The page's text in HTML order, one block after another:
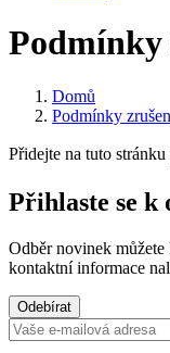
Podmínky
Domů
Podmínky
Přidejte na tuto
Přihlaste se k
Odběr novinek
kontaktní informace
Odebírat